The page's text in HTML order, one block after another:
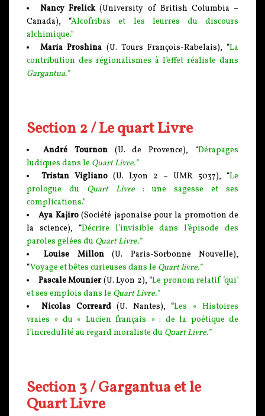
Nancy Frelick(University of British Columbia –
Canada), “Alcofribas et les leurres du discours
alchimique.”
Maria Proshina (U. Tours François-Rabelais), “La
contribution des régionalismes à l’effet réaliste dans
Gargantua.”
Section 2 / Le quart Livre
André Tournon(U. de Provence), “Dérapages
ludiques dans le Quart Livre.”
Tristan Vigliano (U. Lyon 2 – UMR 5037), “Le
prologue du Quart Livre : une sagesse et ses
complications.”
Aya Kajiro(Société japonaise pour la promotion de
la science), “Décrire l’invisible dans l’épisode des
paroles gelées du Quart Livre.”
Louise Millon(U. Paris-Sorbonne Nouvelle),
“Voyage et bêtes curieuses dans le Quart livre.”
Pascale Mounier(U. Lyon 2), “Le pronom relatif ‘qui’
et ses emplois dans le Quart Livre.”
Nicolas Correard(U. Nantes), “Les « Histoires
vraies » du « Lucien français » : de la poétique de
l’incredulité au regard moraliste du Quart Livre.”
Section 3 / Gargantua et le
Quart Livre